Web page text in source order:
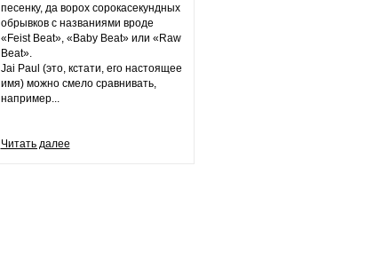
к попаданиям
кпопаданиям
кпопаданиям
песенку, да ворох сорокасекундных
обрывков с названиями вроде
«Feist Beat», «Baby Beat» или «Raw
Beat».
Jai Paul (это, кстати, его настоящее
имя) можно смело сравнивать,
например...
Читать далее